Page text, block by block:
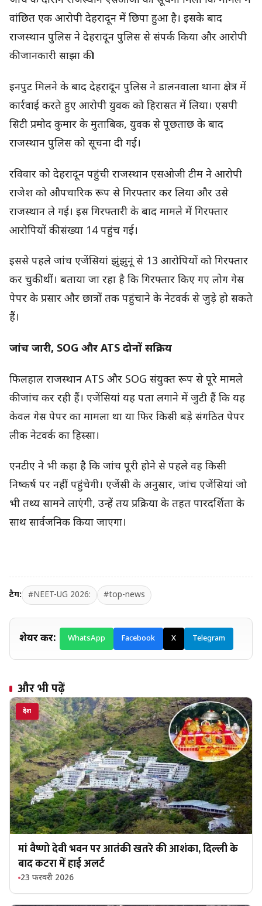
वांछित एक आरोपी देहरादून में छिपा हुआ है। इसके बाद
राजस्थान पुलिस ने देहरादून पुलिस से संपर्क किया और आरोपी
की जानकारी साझा की।
इनपुट मिलने के बाद देहरादून पुलिस ने डालनवाला थाना क्षेत्र में
कार्रवाई करते हुए आरोपी युवक को हिरासत में लिया। एसपी
सिटी प्रमोद कुमार के मुताबिक, युवक से पूछताछ के बाद
राजस्थान पुलिस को सूचना दी गई।
रविवार को देहरादून पहुंची राजस्थान एसओजी टीम ने आरोपी
राजेश को औपचारिक रूप से गिरफ्तार कर लिया और उसे
राजस्थान ले गई। इस गिरफ्तारी के बाद मामले में गिरफ्तार
आरोपियों की संख्या 14 पहुंच गई।
इससे पहले जांच एजेंसियां झुंझुनूं से 13 आरोपियों को गिरफ्तार
कर चुकी थीं। बताया जा रहा है कि गिरफ्तार किए गए लोग गेस
पेपर के प्रसार और छात्रों तक पहुंचाने के नेटवर्क से जुड़े हो सकते
हैं।
जांच जारी, SOG और ATS दोनों सक्रिय
फिलहाल राजस्थान ATS और SOG संयुक्त रूप से पूरे मामले
की जांच कर रही हैं। एजेंसियां यह पता लगाने में जुटी हैं कि यह
केवल गेस पेपर का मामला था या फिर किसी बड़े संगठित पेपर
लीक नेटवर्क का हिस्सा।
एनटीए ने भी कहा है कि जांच पूरी होने से पहले वह किसी
निष्कर्ष पर नहीं पहुंचेगी। एजेंसी के अनुसार, जांच एजेंसियां जो
भी तथ्य सामने लाएंगी, उन्हें तय प्रक्रिया के तहत पारदर्शिता के
साथ सार्वजनिक किया जाएगा।
टैग: #NEET-UG 2026: #top-news
शेयर करें: WhatsApp Facebook X Telegram
और भी पढ़ें
देश
मां वैष्णो देवी भवन पर आतंकी खतरे की आशंका, दिल्ली के
बाद कटरा में हाई अलर्ट
23 फरवरी 2026